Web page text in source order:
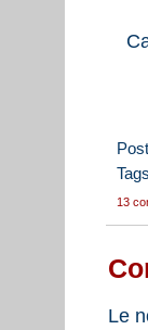
Tags
13
Le